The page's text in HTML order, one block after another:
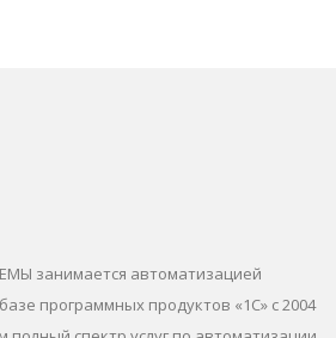
занимается автоматизацией
программных продуктов «1С» с 2004